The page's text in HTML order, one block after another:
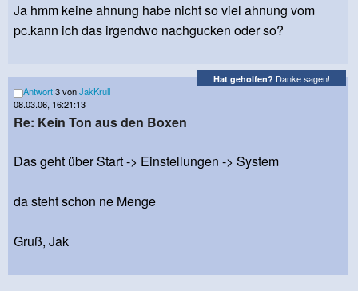
Ja hmm keine ahnung habe nicht so viel ahnung vom
pc.kann ich das irgendwo nachgucken oder so?
Hat geholfen? Danke sagen!
Antwort3 vonJakKrull
08.03.06, 16:21:13
Re: Kein Ton aus den Boxen
Das geht über Start -> Einstellungen -> System
da steht schon ne Menge
Gruß, Jak